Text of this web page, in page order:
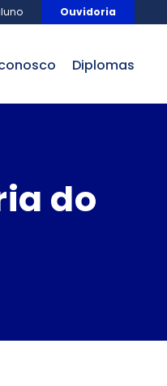
Ouvidoria
Diplomas
do